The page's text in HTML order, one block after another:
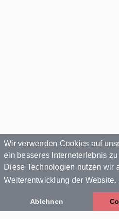
Wir verwenden Cookies auf
ein besseres Interneterlebnis
Diese Technologien nutzen wir
Weiterentwicklung der Website.
Ablehnen